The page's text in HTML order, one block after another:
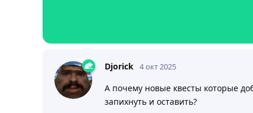
Djorick 4 окт 2025
А почему новые квесты которые
запихнуть и оставить?